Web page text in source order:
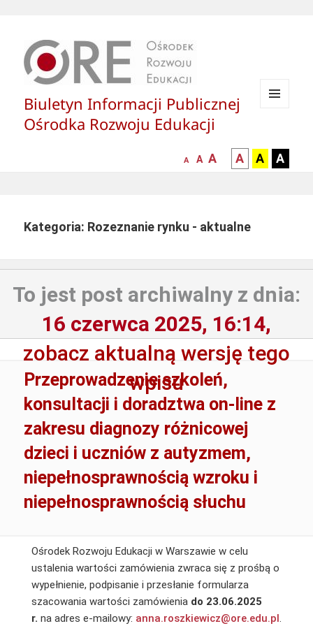
Biuletyn Informacji Publicznej
Ośrodka Rozwoju Edukacji
mniejsza
A
normalna
A
większa-
czcionka
A
kontrast
czarny
tle
A
kontrast
czarny
A
żółty
A
Kategoria: Rozeznanie rynku - aktualne
To jest post archiwalny z dnia:
16 czerwca 2025, 16:14,
zobacz aktualną wersję tego
wpisu
Przeprowadzenie szkoleń,
konsultacji i doradztwa on-line z
zakresu diagnozy różnicowej
dzieci i uczniów z autyzmem,
niepełnosprawnością wzroku i
niepełnosprawnością słuchu
Ośrodek Rozwoju Edukacji w Warszawie w celu
ustalenia wartości zamówienia zwraca się z prośbą o
wypełnienie, podpisanie i przesłanie formularza
szacowania wartości zamówienia do 23.06.2025
r. na adres e-mailowy: anna.roszkiewicz@ore.edu.pl.